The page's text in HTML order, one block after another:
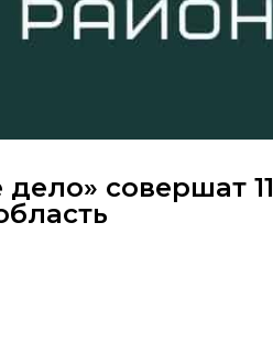
совершат 11